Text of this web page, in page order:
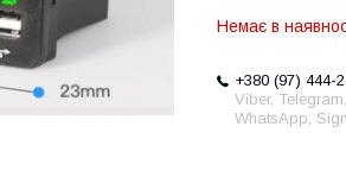
Немає в
+380 (97) 444-
Viber, Telegram,
WhatsApp,